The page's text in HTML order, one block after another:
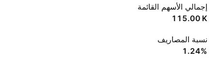
إجمالي الأسهم القائمة
‪115.00 K‬
نسبة المصاريف
1.24%